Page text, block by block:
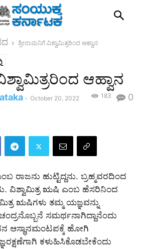
ಶ್ರೀರಾಮನಿಗೆ ವಿಶ್ವಾಮಿತ್ರರಿಂದ ಆಹ್ವಾನ
ಆಹ್ವಾನ
- October 20, 2022 0
183
ರಾಜನು ಹುಟ್ಟಿದ್ದನು. ಬ್ರಹ್ಮವರದಿಂದ
ವಿಶ್ವಾಮಿತ್ರ ಋಷಿ ಎಂಬ ಹೆಸರಿನಿಂದ
ಋಷಿಗಳು ತಮ್ಮ ಯಜ್ಞವನ್ನು
ಸಮರ್ಥನಾಗಿದ್ದಾನೆಂದು
ಆಸ್ಥಾನಮಂಟಪಕ್ಕೆ ಹೋಗಿ
ಕಳುಹಿಸಿಕೊಡಬೇಕೆಂದು